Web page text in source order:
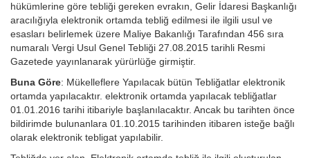
hükümlerine göre tebliği gereken evrakın, Gelir İdaresi Başkanlığı
aracılığıyla elektronik ortamda tebliğ edilmesi ile ilgili usul ve
esasları belirlemek üzere Maliye Bakanlığı Tarafından 456 sıra
numaralı Vergi Usul Genel Tebliği 27.08.2015 tarihli Resmi
Gazetede yayınlanarak yürürlüğe girmiştir.
Buna Göre: Mükelleflere Yapılacak bütün Tebliğatlar elektronik
ortamda yapılacaktır. elektronik ortamda yapılacak tebliğatlar
01.01.2016 tarihi itibariyle başlanılacaktır. Ancak bu tarihten önce
bildirimde bulunanlara 01.10.2015 tarihinden itibaren isteğe bağlı
olarak elektronik tebligat yapılabilir.